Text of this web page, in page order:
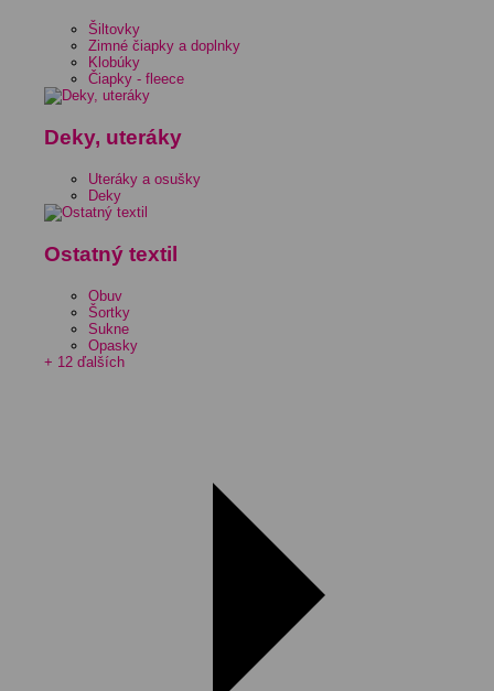
Šiltovky
Zimné čiapky a doplnky
Klobúky
Čiapky - fleece
Deky, uteráky
Uteráky a osušky
Deky
Ostatný textil
Obuv
Šortky
Sukne
Opasky
+ 12 ďalších